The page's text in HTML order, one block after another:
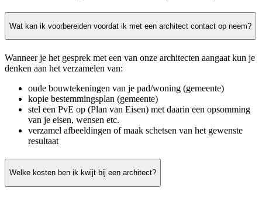
Wat kan ik voorbereiden voordat ik met een architect contact op neem?
Wanneer je het gesprek met een van onze architecten aangaat kun je
denken aan het verzamelen van:
oude bouwtekeningen van je pad/woning (gemeente)
kopie bestemmingsplan (gemeente)
stel een PvE op (Plan van Eisen) met daarin een opsomming
van je eisen, wensen etc.
verzamel afbeeldingen of maak schetsen van het gewenste
resultaat
Welke kosten ben ik kwijt bij een architect?